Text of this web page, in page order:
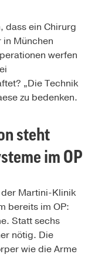
dass ein Chirurg
in München
werfen
„Die Technik
zu bedenken.
steht
im OP
Martini-Klinik
bereits im OP:
Statt sechs
nötig. Die
wie die Arme